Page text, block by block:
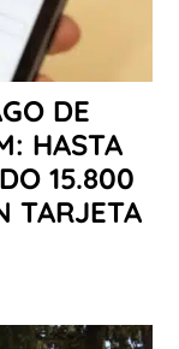
DE
HASTA
15.800
TARJETA